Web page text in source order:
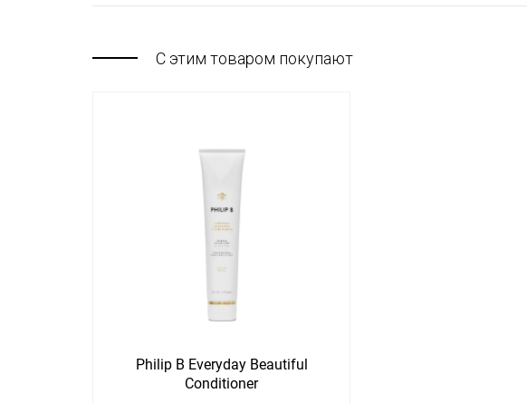
С этим товаром покупают
Philip B Everyday Beautiful
Conditioner